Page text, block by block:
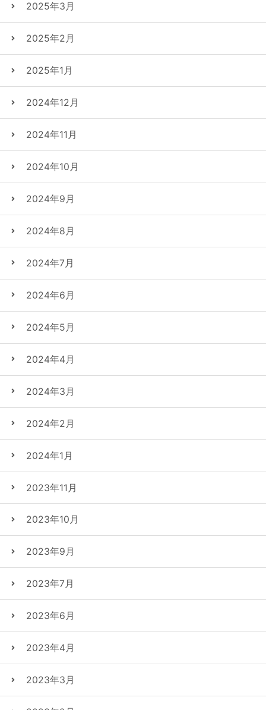
2025年3月
2025年2月
2025年1月
2024年12月
2024年11月
2024年10月
2024年9月
2024年8月
2024年7月
2024年6月
2024年5月
2024年4月
2024年3月
2024年2月
2024年1月
2023年11月
2023年10月
2023年9月
2023年7月
2023年6月
2023年4月
2023年3月